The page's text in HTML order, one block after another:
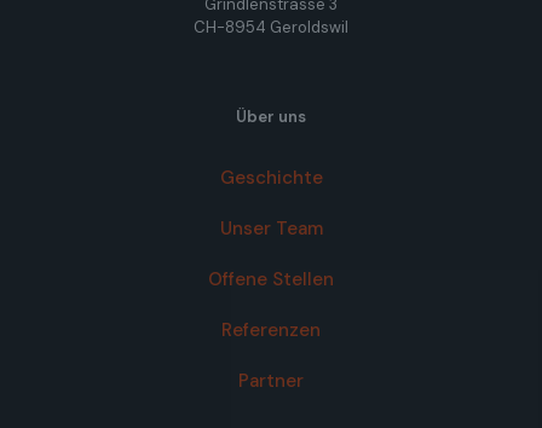
Grindlenstrasse 3
CH-8954 Geroldswil
Über uns
Geschichte
Unser Team
Offene Stellen
Referenzen
Partner